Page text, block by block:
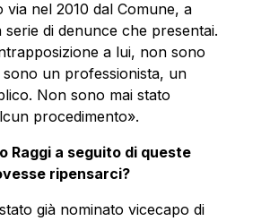
via nel 2010 dal Comune, a
serie di denunce che presentai.
a lui, non sono
sono un professionista, un
Non sono mai stato
procedimento».
Raggi a seguito di queste
ripensarci?
già nominato vicecapo di